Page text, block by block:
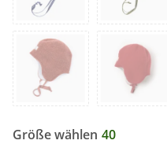
Größe wählen 40